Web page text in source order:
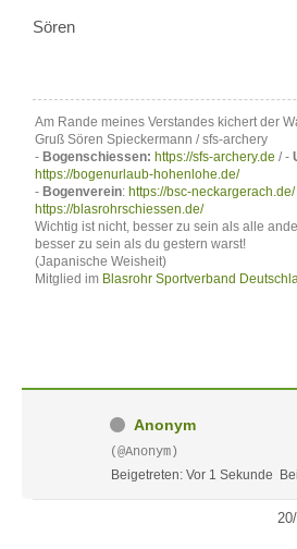
Sören
Am Rande meines Verstandes kichert der
Gruß Sören Spieckermann / sfs-archery
- Bogenschiessen: https://sfs-archery.de / -
https://bogenurlaub-hohenlohe.de/
- Bogenverein: https://bsc-neckargerach.de/
https://blasrohrschiessen.de/
Wichtig ist nicht, besser zu sein als alle
besser zu sein als du gestern warst!
(Japanische Weisheit)
Mitglied im Blasrohr Sportverband
Anonym
(@Anonym)
Beigetreten: Vor 1 Sekunde